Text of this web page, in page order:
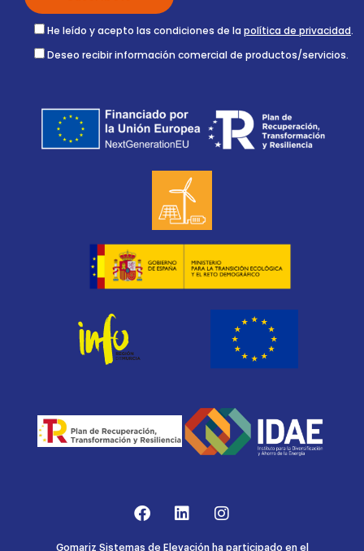
He leído y acepto las condiciones de la política de privacidad.
Deseo recibir información comercial de productos/servicios.
Gomariz Sistemas de Elevación ha participado en el